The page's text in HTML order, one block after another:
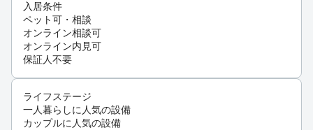
入居条件
ペット可・相談
オンライン相談可
オンライン内見可
保証人不要
ライフステージ
一人暮らしに人気の設備
カップルに人気の設備